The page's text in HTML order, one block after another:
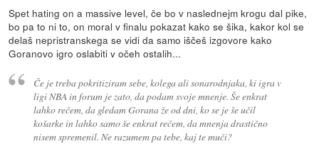
Spet hating on a massive level, če bo v naslednejm krogu dal pike,
bo pa to ni to, on moral v finalu pokazat kako se šika, kakor kol se
delaš nepristranskega se vidi da samo iščeš izgovore kako
Goranovo igro oslabiti v očeh ostalih...
Če je treba pokritiziram sebe, kolega ali sonarodnjaka, ki igra v
ligi NBA in forum je zato, da podam svoje mnenje. Še enkrat
lahko rečem, da gledam Gorana že od dni, ko se je še učil
košarke in lahko samo še enkrat rečem, da mnenja drastično
nisem spremenil. Ne razumem pa tebe, kaj te muči?